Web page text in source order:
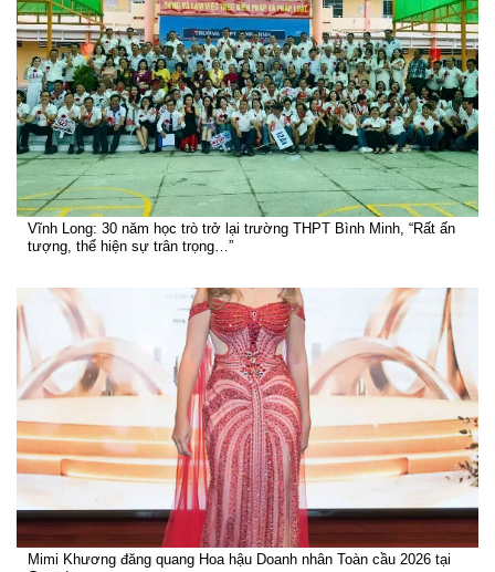
Vĩnh Long: 30 năm học trò trở lại trường THPT Bình Minh, “Rất ấn
tượng, thể hiện sự trân trọng…”
Mimi Khương đăng quang Hoa hậu Doanh nhân Toàn cầu 2026 tại